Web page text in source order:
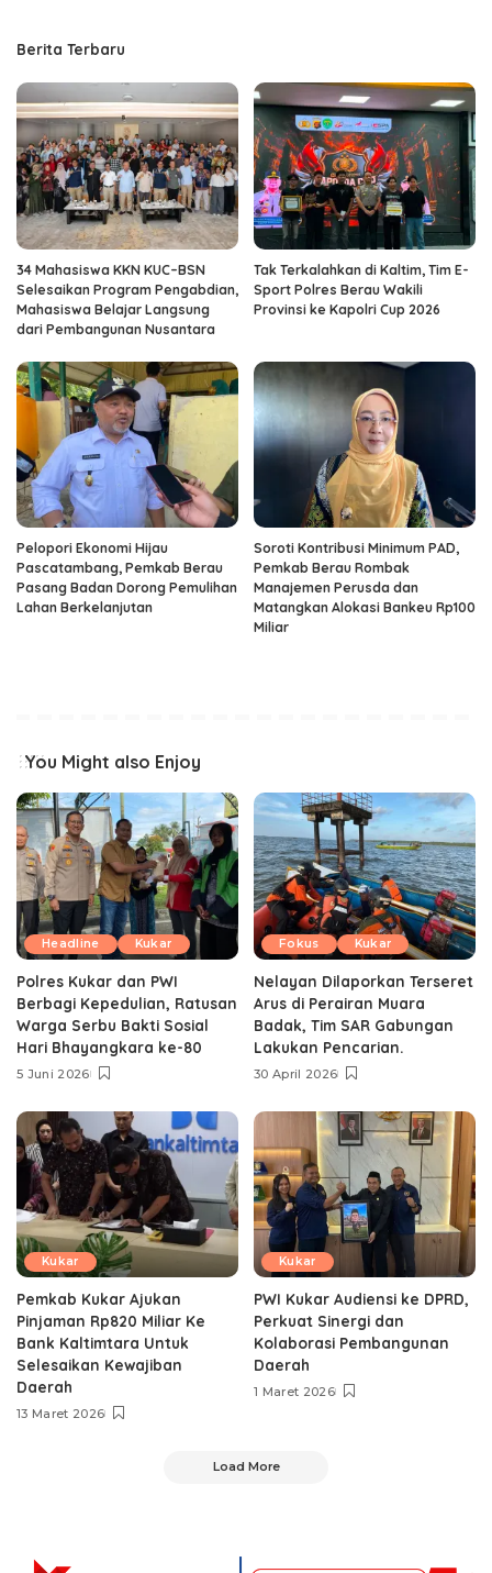
Berita Terbaru
34 Mahasiswa KKN KUC–BSN
Selesaikan Program Pengabdian,
Mahasiswa Belajar Langsung
dari Pembangunan Nusantara
Tak Terkalahkan di Kaltim, Tim E-
Sport Polres Berau Wakili
Provinsi ke Kapolri Cup 2026
Pelopori Ekonomi Hijau
Pascatambang, Pemkab Berau
Pasang Badan Dorong Pemulihan
Lahan Berkelanjutan
Soroti Kontribusi Minimum PAD,
Pemkab Berau Rombak
Manajemen Perusda dan
Matangkan Alokasi Bankeu Rp100
Miliar
You Might also Enjoy
Headline Kukar
Polres Kukar dan PWI
Berbagi Kepedulian, Ratusan
Warga Serbu Bakti Sosial
Hari Bhayangkara ke-80
5 Juni 2026
Fokus Kukar
Nelayan Dilaporkan Terseret
Arus di Perairan Muara
Badak, Tim SAR Gabungan
Lakukan Pencarian.
30 April 2026
Kukar
Pemkab Kukar Ajukan
Pinjaman Rp820 Miliar Ke
Bank Kaltimtara Untuk
Selesaikan Kewajiban
Daerah
13 Maret 2026
Kukar
PWI Kukar Audiensi ke DPRD,
Perkuat Sinergi dan
Kolaborasi Pembangunan
Daerah
1 Maret 2026
Load More